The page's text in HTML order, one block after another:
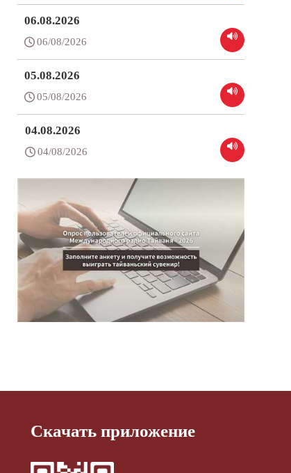
06.08.2026
06/08/2026
05.08.2026
05/08/2026
04.08.2026
04/08/2026
Скачать приложение